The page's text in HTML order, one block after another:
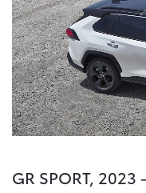
GR SPORT, 2023